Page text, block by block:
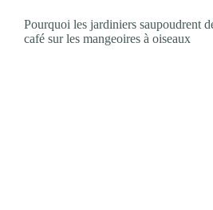
Pourquoi les jardiniers saupoudrent
café sur les mangeoires à oiseaux